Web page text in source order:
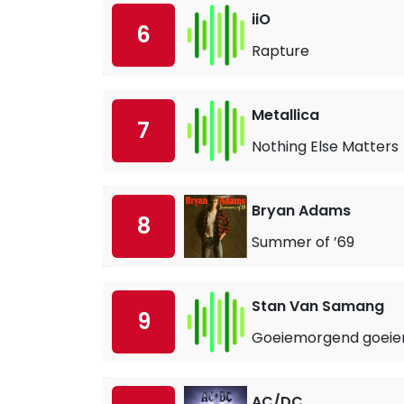
6
iiO
Rapture
7
Metallica
Nothing Else Matters
8
Bryan Adams
Summer of ’69
9
Stan Van Samang
Goeiemorgend